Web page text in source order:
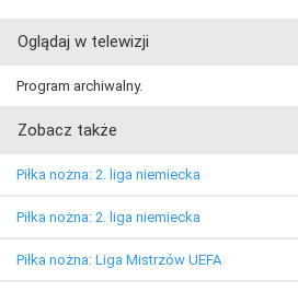
Oglądaj w telewizji
Program archiwalny.
Zobacz także
Piłka nożna: 2. liga niemiecka
Piłka nożna: 2. liga niemiecka
Piłka nożna: Liga Mistrzów UEFA